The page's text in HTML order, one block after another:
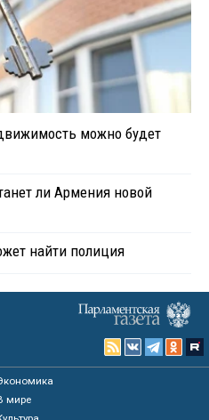
можно будет
ли Армения новой
найти полиция
мире